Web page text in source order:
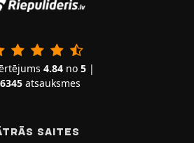
4.84no 5|
atsauksmes
SAITES